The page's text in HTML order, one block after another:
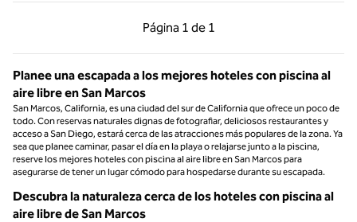
Página 1 de 1
Página anterior, 1 de 1
Página 1 de 1
Planee una escapada a los mejores hoteles con piscina al
aire libre en San Marcos
San Marcos, California, es una ciudad del sur de California que ofrece un poco de
todo. Con reservas naturales dignas de fotografiar, deliciosos restaurantes y
acceso a San Diego, estará cerca de las atracciones más populares de la zona. Ya
sea que planee caminar, pasar el día en la playa o relajarse junto a la piscina,
reserve los mejores hoteles con piscina al aire libre en San Marcos para
asegurarse de tener un lugar cómodo para hospedarse durante su escapada.
Descubra la naturaleza cerca de los hoteles con piscina al
aire libre de San Marcos